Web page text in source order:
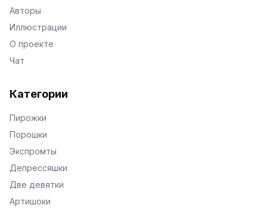
Авторы
Иллюстрации
О проекте
Чат
Категории
Пирожки
Порошки
Экспромты
Депрессяшки
Две девятки
Артишоки